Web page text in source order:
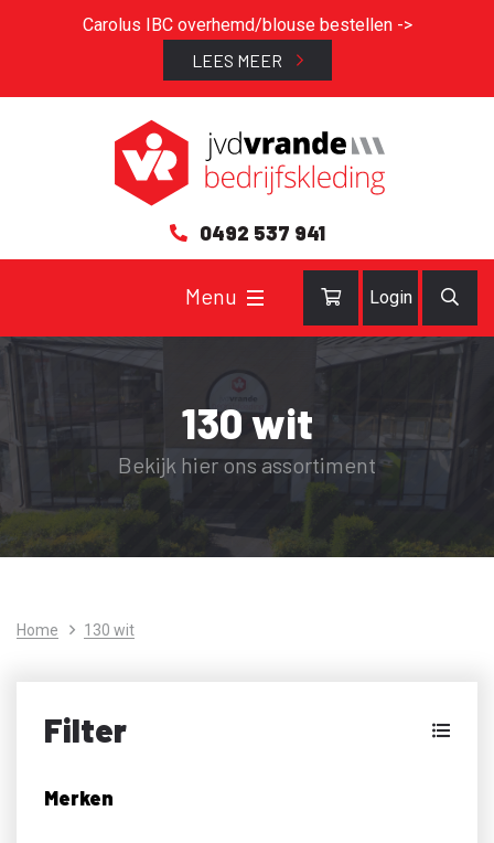
Carolus IBC overhemd/blouse bestellen ->
LEES MEER
0492 537 941
Login
130 wit
Bekijk hier ons assortiment
Home 130 wit
Filter
Merken